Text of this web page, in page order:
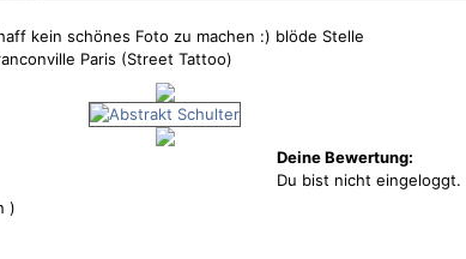
kein schönes Foto zu machen :) blöde Stelle
Paris (Street Tattoo)
)
Deine Bewertung:
Du bist nicht eingeloggt.